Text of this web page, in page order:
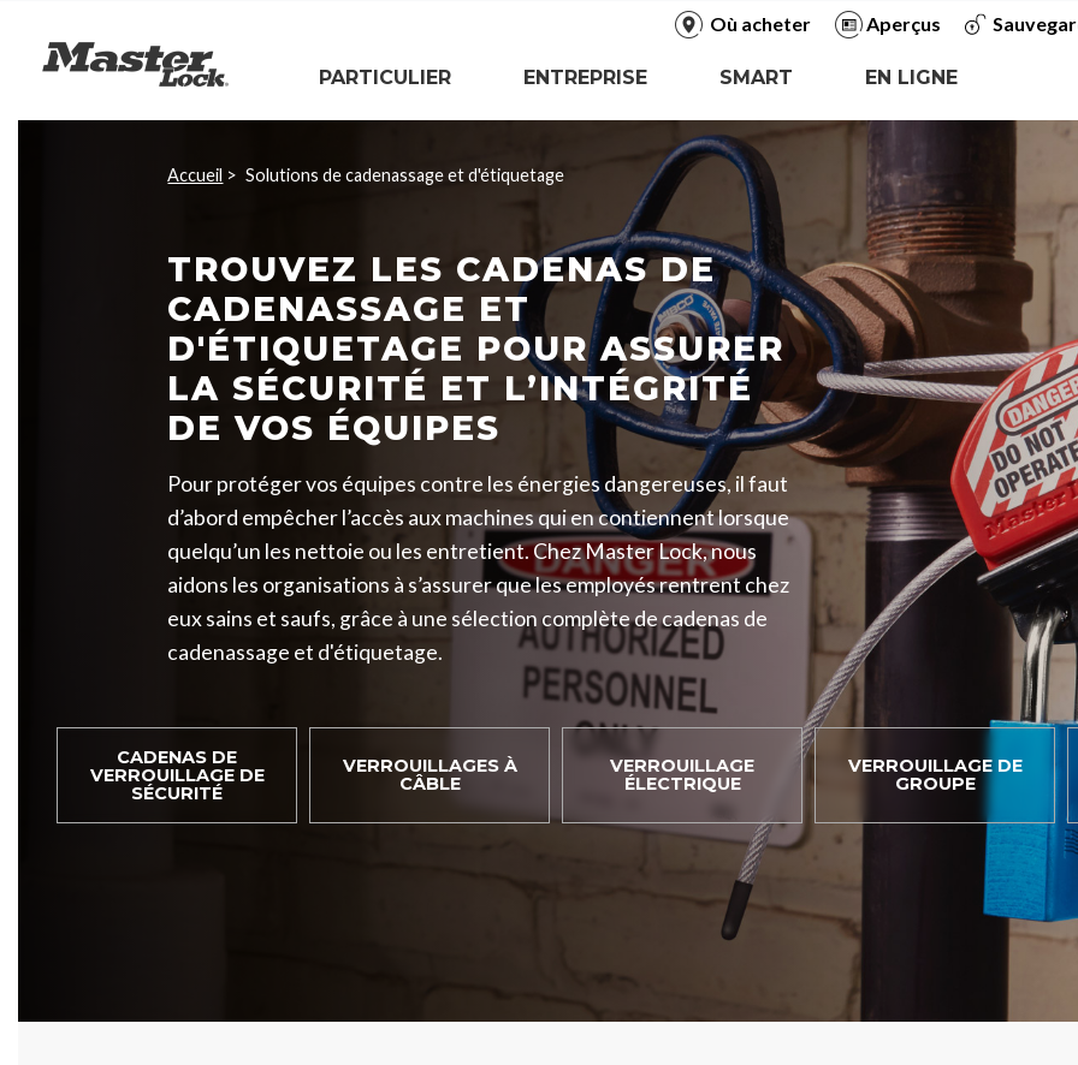
Où acheter Aperçus
Master Lock
PARTICULIER
ENTREPRISE
SMART
EN LIGNE
Accueil Solutions de cadenassage et d'étiquetage
TROUVEZ LES CADENAS DE
CADENASSAGE ET
D'ÉTIQUETAGE POUR ASSURER
LA SÉCURITÉ ET L’INTÉGRITÉ
DE VOS ÉQUIPES
Pour protéger vos équipes contre les énergies dangereuses, il faut
d’abord empêcher l’accès aux machines qui en contiennent lorsque
quelqu’un les nettoie ou les entretient. Chez Master Lock, nous
aidons les organisations à s’assurer que les employés rentrent chez
eux sains et saufs, grâce à une sélection complète de cadenas de
cadenassage et d'étiquetage.
CADENAS DE
VERROUILLAGE DE
SÉCURITÉ
VERROUILLAGES À
CÂBLE
VERROUILLAGE
ÉLECTRIQUE
VERROUILLAGE DE
GROUPE